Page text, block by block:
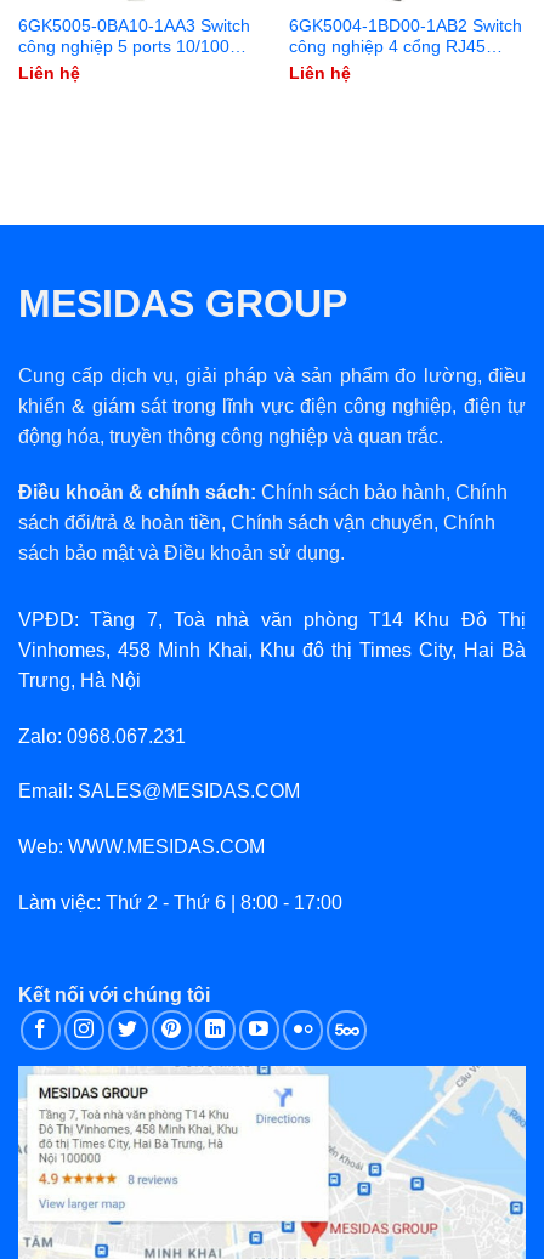
6GK5005-0BA10-1AA3 Switch
công nghiệp 5 ports 10/100
Mbit/s SCALANCE X005
Unmanaged & Layer 2
Liên hệ
6GK5004-1BD00-1AB2 Switch
công nghiệp 4 cổng RJ45
10/100 Mbit/s + 1 cổng SC 100
Mbit/s Multi-mode SCALANCE
Liên hệ
MESIDAS GROUP
Cung cấp dịch vụ, giải pháp và sản phẩm đo lường, điều
khiển & giám sát trong lĩnh vực điện công nghiệp, điện tự
động hóa, truyền thông công nghiệp và quan trắc.
Điều khoản & chính sách: Chính sách bảo hành, Chính
sách đổi/trả & hoàn tiền, Chính sách vận chuyển, Chính
sách bảo mậtvà Điều khoản sử dụng.
VPĐD: Tầng 7, Toà nhà văn phòng T14 Khu Đô Thị
Vinhomes, 458 Minh Khai, Khu đô thị Times City, Hai Bà
Trưng, Hà Nội
Zalo: 0968.067.231
Email: SALES@MESIDAS.COM
Web: WWW.MESIDAS.COM
Làm việc: Thứ 2 - Thứ 6 | 8:00 - 17:00
Kết nối với chúng tôi